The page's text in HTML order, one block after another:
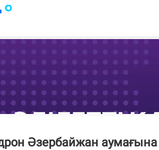
Әзербайжан аумағына